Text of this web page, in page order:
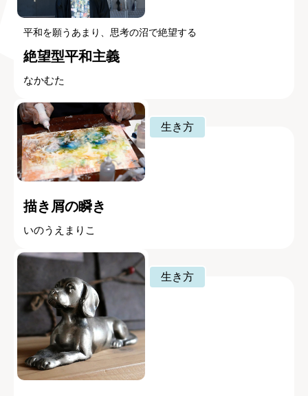
平和を願うあまり、思考の沼で絶望する
絶望型平和主義
なかむた
生き方
描き屑の瞬き
いのうえまりこ
生き方